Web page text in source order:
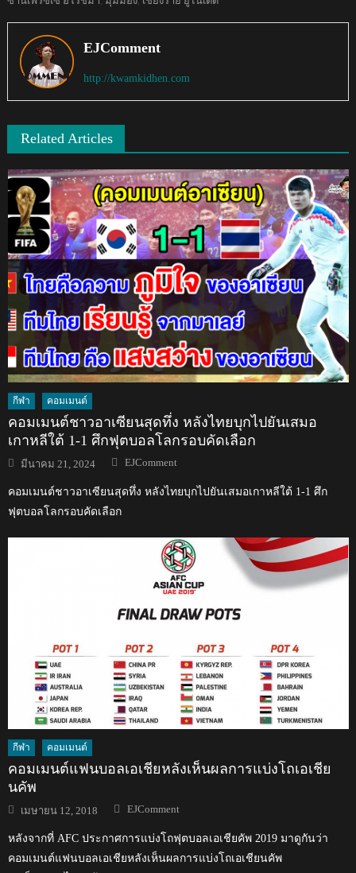
EJComment
http://kwamkidhen.com
Related Articles
กีฬา คอมเมนต์
คอมเมนต์ชาวอาเซียนสุดทึ่ง หลังไทยบุกไปยันเสมอ
เกาหลีใต้ 1-1 ศึกฟุตบอลโลกรอบคัดเลือก
Posted
on
มีนาคม 21, 2024 Author
EJComment
คอมเมนต์ชาวอาเซียนสุดทึ่ง หลังไทยบุกไปยันเสมอเกาหลีใต้ 1-1 ศึก
ฟุตบอลโลกรอบคัดเลือก
กีฬา คอมเมนต์
คอมเมนต์แฟนบอลเอเชียหลังเห็นผลการแบ่งโถเอเชีย
นคัพ
Posted
on
เมษายน 12, 2018 Author
EJComment
หลังจากที่ AFC ประกาศการแบ่งโถฟุตบอลเอเชียคัพ 2019 มาดูกันว่า
คอมเมนต์แฟนบอลเอเชียหลังเห็นผลการแบ่งโถเอเชียนคัพ